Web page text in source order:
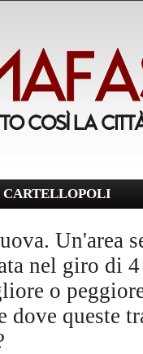
CARTELLOPOLI
Un'area
nel giro di
o
dove queste